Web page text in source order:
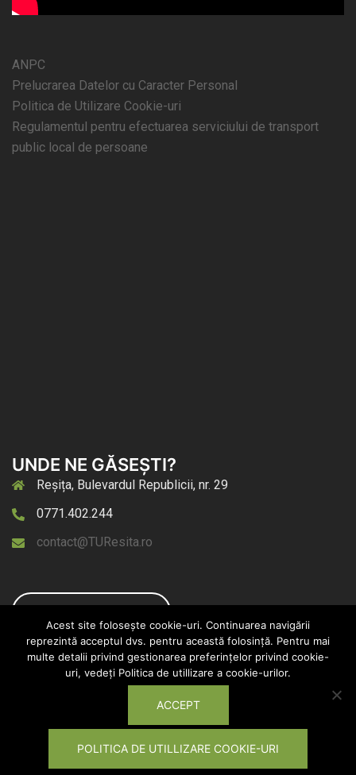
ANPC
Prelucrarea Datelor cu Caracter Personal
Politica de Utilizare Cookie-uri
Regulamentul pentru efectuarea serviciului de transport
public local de persoane
UNDE NE GĂSEȘTI?
Reșița, Bulevardul Republicii, nr. 29
0771.402.244
contact@TUResita.ro
© 2026 Transport Urban Reșița. Proudly powered by
Sydney
📝 Evaluează serviciile noastre!
Acest site folosește cookie-uri. Continuarea navigării
reprezintă acceptul dvs. pentru această folosință. Pentru mai
multe detalii privind gestionarea preferințelor privind cookie-
uri, vedeți Politica de utillizare a cookie-urilor.
ACCEPT
POLITICA DE UTILLIZARE COOKIE-URI